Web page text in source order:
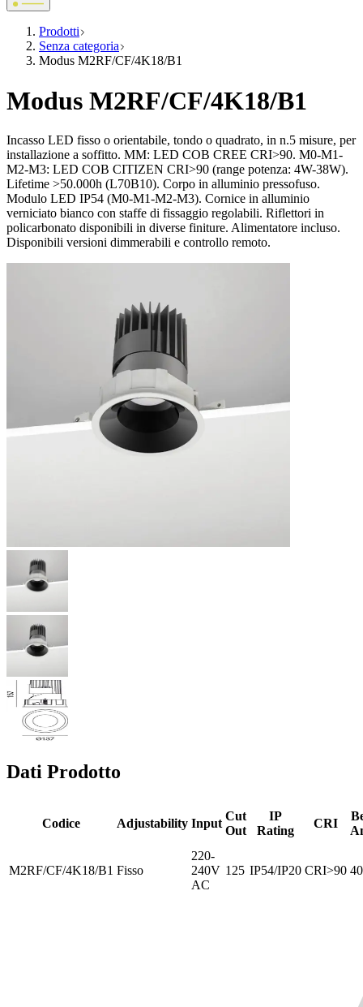
Prodotti
Senza categoria
Modus M2RF/CF/4K18/B1
Modus M2RF/CF/4K18/B1
Incasso LED fisso o orientabile, tondo o quadrato, in n.5 misure, per
installazione a soffitto. MM: LED COB CREE CRI>90. M0-M1-
M2-M3: LED COB CITIZEN CRI>90 (range potenza: 4W-38W).
Lifetime >50.000h (L70B10). Corpo in alluminio pressofuso.
Modulo LED IP54 (M0-M1-M2-M3). Cornice in alluminio
verniciato bianco con staffe di fissaggio regolabili. Riflettori in
policarbonato disponibili in diverse finiture. Alimentatore incluso.
Disponibili versioni dimmerabili e controllo remoto.
Dati Prodotto
Codice Adjustability Input
Cut
Out
IP
Rating
CRI
M2RF/CF/4K18/B1 Fisso
220-
240V
AC
125 IP54/IP20 CRI>90